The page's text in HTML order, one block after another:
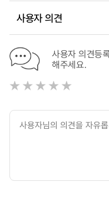
사용자 의견
사용자 의견등
해주세요.